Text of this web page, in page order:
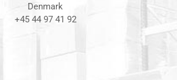
Denmark
+45 44 97 41 92